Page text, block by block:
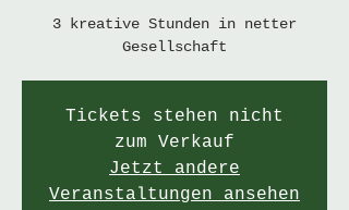
3 kreative Stunden in netter
Gesellschaft
Tickets stehen nicht
zum Verkauf
Jetzt andere
Veranstaltungen ansehen